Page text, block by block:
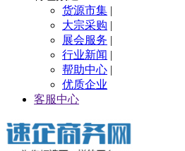
货源市集 |
大宗采购 |
展会服务 |
行业新闻 |
帮助中心 |
优质企业
客服中心